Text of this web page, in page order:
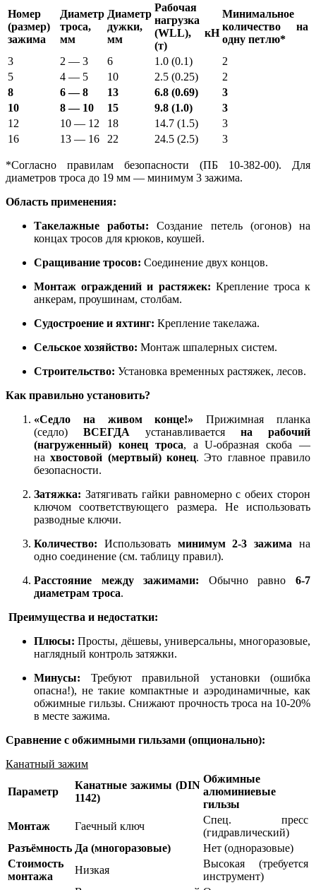
Номер
(размер)
зажима
Диаметр
троса,
мм
Диаметр
дужки,
мм
Рабочая
нагрузка
(WLL), кН
(т)
Минимальное
количество на
одну петлю*
3
2 — 3 6 1.0 (0.1)
2
5
4 — 5 10 2.5 (0.25)
2
8
6 — 8 13 6.8 (0.69)
3
10
8 — 10 15 9.8 (1.0)
3
12
10 — 12 18 14.7 (1.5)
3
16
13 — 16 22 24.5 (2.5) 3
*Согласно правилам безопасности (ПБ 10-382-00). Для
диаметров троса до 19 мм — минимум 3 зажима.
Область применения:
Такелажные работы: Создание петель (огонов) на
концах тросов для крюков, коушей.
Сращивание тросов: Соединение двух концов.
Монтаж ограждений и растяжек: Крепление троса к
анкерам, проушинам, столбам.
Судостроение и яхтинг: Крепление такелажа.
Сельское хозяйство: Монтаж шпалерных систем.
Строительство: Установка временных растяжек, лесов.
Как правильно установить?
«Седло на живом конце!» Прижимная планка
(седло) ВСЕГДА устанавливается на рабочий
(нагруженный) конец троса, а U-образная скоба —
нахвостовой (мертвый) конец. Это главное правило
безопасности.
Затяжка: Затягивать гайки равномерно с обеих сторон
ключом соответствующего размера. Не использовать
разводные ключи.
Количество: Использовать минимум 2-3 зажима на
одно соединение (см. таблицу правил).
Расстояние между зажимами: Обычно равно6-7
диаметрам троса.
Преимущества и недостатки:
Плюсы: Просты, дёшевы, универсальны, многоразовые,
наглядный контроль затяжки.
Минусы: Требуют правильной установки (ошибка
опасна!), не такие компактные и аэродинамичные, как
обжимные гильзы. Снижают прочность троса на 10-20%
в месте зажима.
Сравнение с обжимными гильзами (опционально):
Канатный зажим
Параметр
Канатные зажимы (DIN
1142)
Обжимные
алюминиевые
гильзы
Монтаж
Гаечный ключ
Спец. пресс
(гидравлический)
Разъёмность Да (многоразовые)
Нет (одноразовые)
Стоимость
монтажа
Низкая
Высокая (требуется
инструмент)